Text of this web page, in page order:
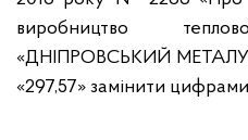
виробництво
«ДНІПРОВСЬКИЙ
«297,57» замінити